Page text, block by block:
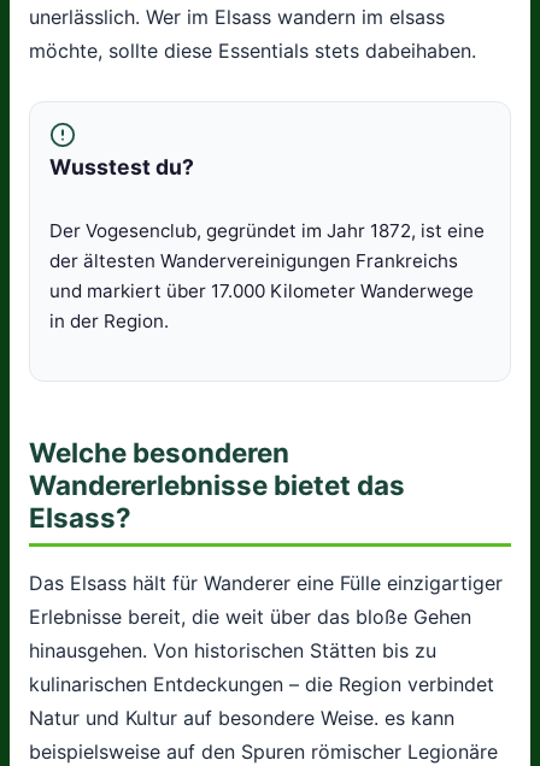
unerlässlich. Wer im Elsass wandern im elsass
möchte, sollte diese Essentials stets dabeihaben.
Wusstest du?
Der Vogesenclub, gegründet im Jahr 1872, ist eine
der ältesten Wandervereinigungen Frankreichs
und markiert über 17.000 Kilometer Wanderwege
in der Region.
Welche besonderen
Wandererlebnisse bietet das
Elsass?
Das Elsass hält für Wanderer eine Fülle einzigartiger
Erlebnisse bereit, die weit über das bloße Gehen
hinausgehen. Von historischen Stätten bis zu
kulinarischen Entdeckungen – die Region verbindet
Natur und Kultur auf besondere Weise. es kann
beispielsweise auf den Spuren römischer Legionäre